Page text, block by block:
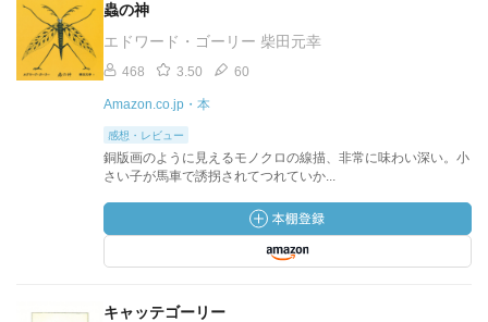
蟲の神
エドワード・ゴーリー 柴田元幸
468 3.50 60
Amazon.co.jp・本
感想・レビュー
銅版画のように見えるモノクロの線描、非常に味わい深い。小
さい子が馬車で誘拐されてつれていか...
キャッテゴーリー